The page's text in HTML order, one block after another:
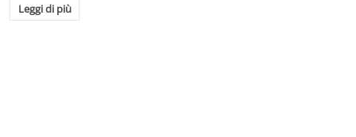
Leggi di più